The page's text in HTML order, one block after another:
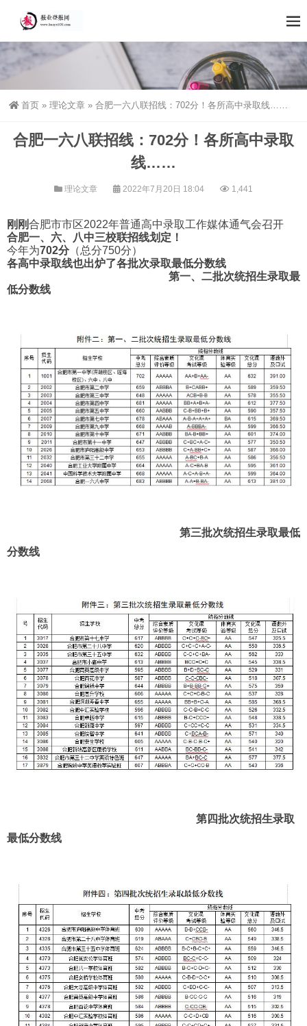
首页 » 理论文章 » 合肥一六八联招线：702分！各所高中录取线……
合肥一六八联招线：702分！各所高中录取
线……
理论文章 2022年7月20日 18:04 1,441
刚刚合肥市市区2022年普通高中录取工作媒体通气会召开
合肥一、六、八中三校联招线划定！
今年为702分（总分750分）
各高中录取线也出炉了各批次录取最低分数线
第一、二批次统招生录取最
低分数线
第三批次统招生录取最低
分数线
第四批次统招生录取
最低分数线